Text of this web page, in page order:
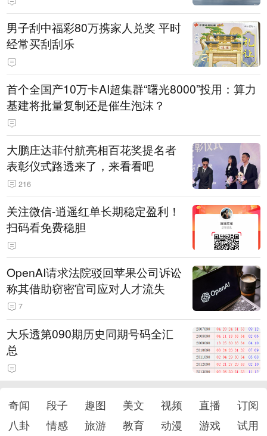
男子刮中福彩80万携家人兑奖 平时
经常买刮刮乐
首个全国产10万卡AI超集群“曙光8000”投用：算力
基建将批量复制还是催生泡沫？
大鹏庄达菲付航亮相百花奖提名者
表彰仪式路透来了，来看看吧
216
关注微信-逍遥红单长期稳定盈利！
扫码看免费稳胆
OpenAI请求法院驳回苹果公司诉讼
称其借助窃密官司应对人才流失
7
大乐透第090期历史同期号码全汇
总
奇闻 段子 趣图 美文 视频 直播
订阅
八卦
情感 旅游 教育 动漫 游戏 试用